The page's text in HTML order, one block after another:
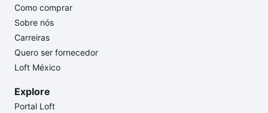
Como comprar
Sobre nós
Carreiras
Quero ser fornecedor
Loft México
Explore
Portal Loft